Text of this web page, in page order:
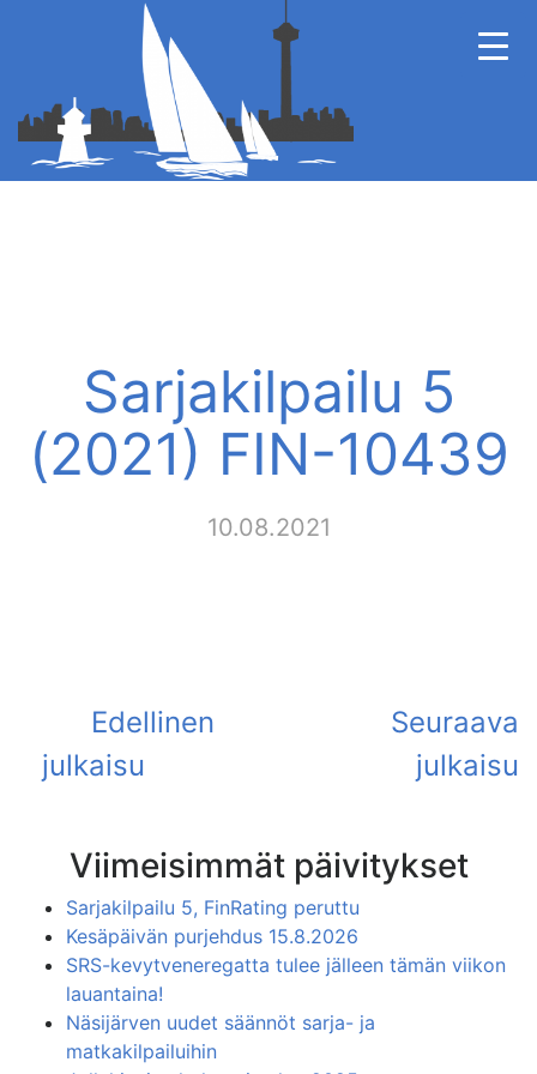
Sarjakilpailu 5
(2021) FIN-10439
10.08.2021
Viimeisimmät päivitykset
Sarjakilpailu 5, FinRating peruttu
Kesäpäivän purjehdus 15.8.2026
SRS-kevytveneregatta tulee jälleen tämän viikon
lauantaina!
Näsijärven uudet säännöt sarja- ja
matkakilpailuihin